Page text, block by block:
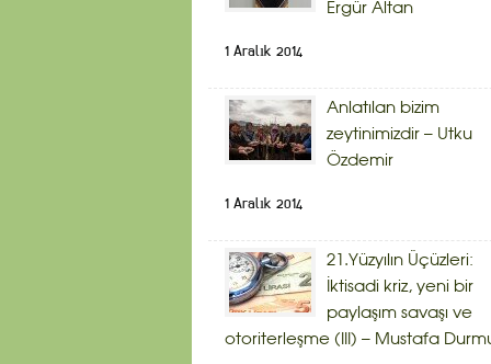
Ergür Altan
1 Aralık 2014
Anlatılan bizim
zeytinimizdir – Utku
Özdemir
1 Aralık 2014
21.Yüzyılın Üçüzleri:
İktisadi kriz, yeni bir
paylaşım savaşı ve
otoriterleşme (III) – Mustafa